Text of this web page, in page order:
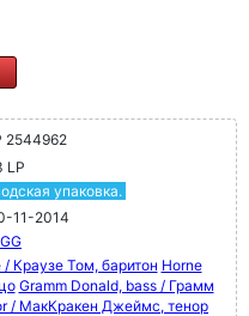
2544962
LP
упаковка.
11-2014
/ Краузе Том, баритон Horne
Gramm Donald, bass / Грамм
/ МакКракен Джеймс, тенор